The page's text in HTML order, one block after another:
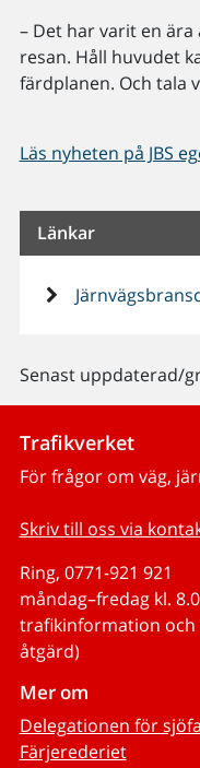
– Det har varit en
resan. Håll huvudet
färdplanen. Och tala
Läs nyheten på JBS
Länkar
Senast uppdaterad/
Trafikverket
För frågor om väg,
Skriv till oss via
Ring, 0771-921 921
måndag–fredag kl.
trafikinformation och
åtgärd)
Mer om
Delegationen för
Färjerederiet